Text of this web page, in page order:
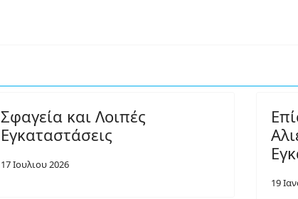
Σφαγεία και Λοιπές
Εγκαταστάσεις
17 Ιουλιου 2026
19